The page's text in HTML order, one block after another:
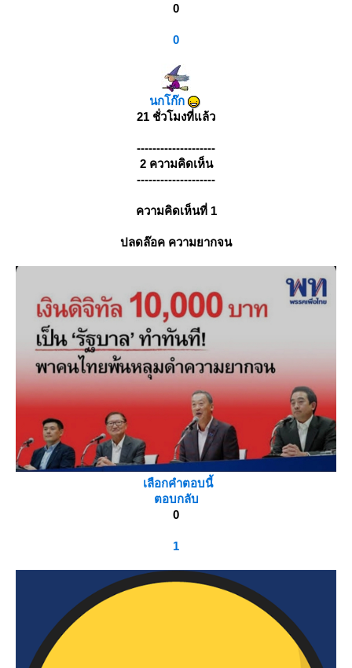
0
0
นกโก๊ก
21 ชั่วโมงที่แล้ว
--------------------
2 ความคิดเห็น
--------------------
ความคิดเห็นที่ 1
ปลดล๊อค ความยากจน
เลือกคำตอบนี้
ตอบกลับ
0
1